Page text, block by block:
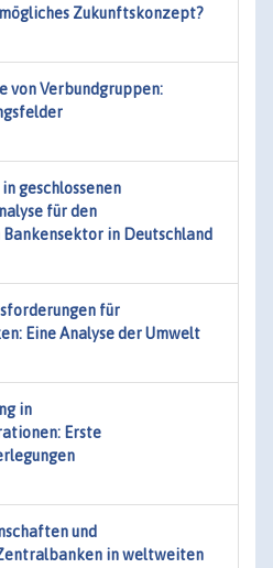
Zukunftskonzept?
von Verbundgruppen:
geschlossenen
für den
in Deutschland
für
Eine Analyse der Umwelt
in
Erste
und
in weltweiten